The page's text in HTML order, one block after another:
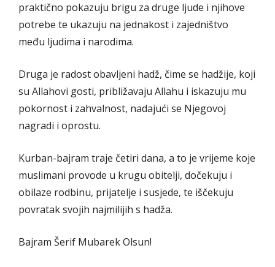
praktično pokazuju brigu za druge ljude i njihove
potrebe te ukazuju na jednakost i zajedništvo
među ljudima i narodima.
Druga je radost obavljeni hadž, čime se hadžije, koji
su Allahovi gosti, približavaju Allahu i iskazuju mu
pokornost i zahvalnost, nadajući se Njegovoj
nagradi i oprostu.
Kurban-bajram traje četiri dana, a to je vrijeme koje
muslimani provode u krugu obitelji, dočekuju i
obilaze rodbinu, prijatelje i susjede, te iščekuju
povratak svojih najmilijih s hadža.
Bajram Šerif Mubarek Olsun!